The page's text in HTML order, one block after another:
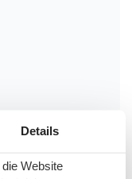
Details
Website